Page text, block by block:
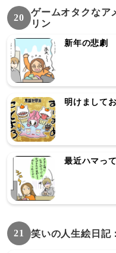
20
ゲームオタクなア
リン
新年の悲劇
明けまして
最近ハマっ
21 笑いの人生絵日記